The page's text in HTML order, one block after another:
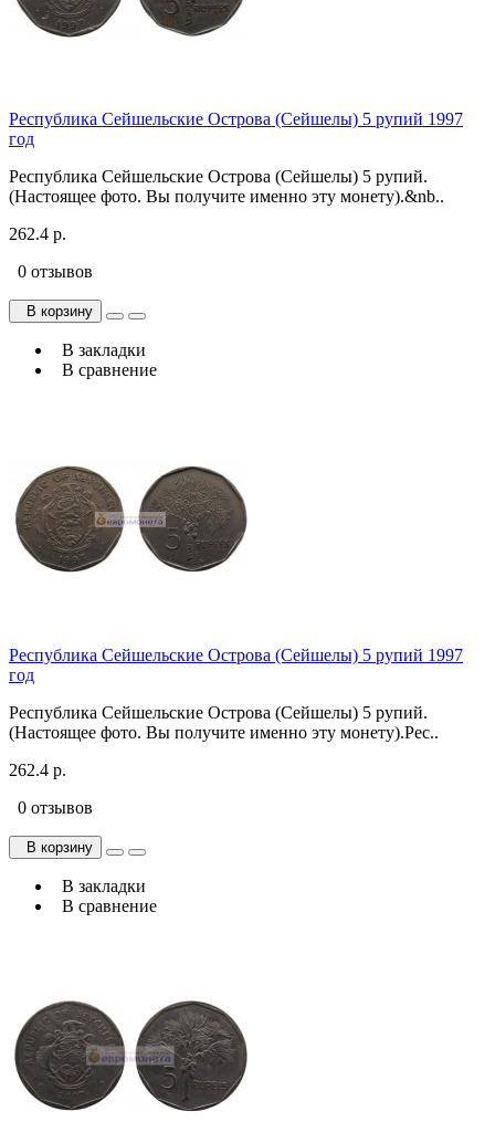
Республика Сейшельские Острова (Сейшелы) 5 рупий 1997
год
Республика Сейшельские Острова (Сейшелы) 5 рупий.
(Настоящее фото. Вы получите именно эту монету).&nb..
262.4 р.
0 отзывов
В корзину
В закладки
В сравнение
Республика Сейшельские Острова (Сейшелы) 5 рупий 1997
год
Республика Сейшельские Острова (Сейшелы) 5 рупий.
(Настоящее фото. Вы получите именно эту монету).Рес..
262.4 р.
0 отзывов
В корзину
В закладки
В сравнение